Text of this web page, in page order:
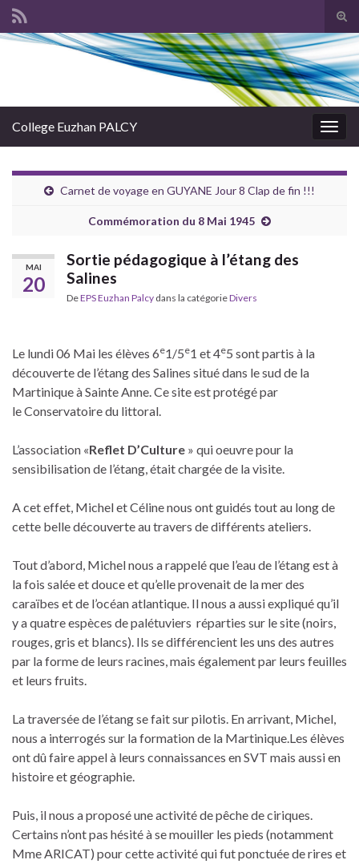
Search for:
College Euzhan PALCY
Carnet de voyage en GUYANE Jour 8 Clap de fin !!!
Commémoration du 8 Mai 1945
MAI
20
Sortie pédagogique à l’étang des
Salines
DeEPS Euzhan Palcy dans la catégorieDivers
Le lundi 06 Mai les élèves 6e1/5e1 et 4e5 sont partis à la
découverte de l’étang des Salines situé dans le sud de la
Martinique à Sainte Anne. Ce site est protégé par
le Conservatoire du littoral.
L’association «Reflet D’Culture » qui oeuvre pour la
sensibilisation de l’étang, était chargée de la visite.
A cet effet, Michel et Céline nous ont guidés tout au long de
cette belle découverte au travers de différents ateliers.
Tout d’abord, Michel nous a rappelé que l’eau de l’étang est à
la fois salée et douce et qu’elle provenait de la mer des
caraïbes et de l’océan atlantique. Il nous a aussi expliqué qu’il
y a quatre espèces de palétuviers réparties sur le site (noirs,
rouges, gris et blancs). Ils se différencient les uns des autres
par la forme de leurs racines, mais également par leurs feuilles
et leurs fruits.
La traversée de l’étang se fait sur pilotis. En arrivant, Michel,
nous a interrogés sur la formation de la Martinique.Les élèves
ont dû faire appel à leurs connaissances en SVT mais aussi en
histoire et géographie.
Puis, il nous a proposé une activité de pêche de ciriques.
Certains n’ont pas hésité à se mouiller les pieds (notamment
Mme ARICAT) pour cette activité qui fut ponctuée de rires et